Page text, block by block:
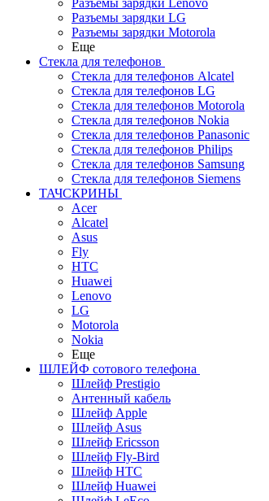
Разъемы зарядки Lenovo
Разъемы зарядки LG
Разъемы зарядки Motorola
Еще
Стекла для телефонов
Стекла для телефонов Alcatel
Стекла для телефонов LG
Стекла для телефонов Motorola
Стекла для телефонов Nokia
Стекла для телефонов Panasonic
Стекла для телефонов Philips
Стекла для телефонов Samsung
Стекла для телефонов Siemens
ТАЧСКРИНЫ
Acer
Alcatel
Asus
Fly
HTC
Huawei
Lenovo
LG
Motorola
Nokia
Еще
ШЛЕЙФ сотового телефона
Шлейф Prestigio
Антенный кабель
Шлейф Apple
Шлейф Asus
Шлейф Ericsson
Шлейф Fly-Bird
Шлейф HTC
Шлейф Huawei